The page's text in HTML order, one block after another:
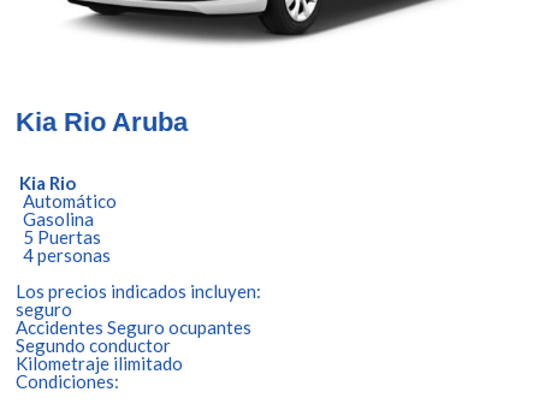
Kia Rio Aruba
Kia Rio
Automático
Gasolina
5 Puertas
4 personas
Los precios indicados incluyen:
seguro
Accidentes Seguro ocupantes
Segundo conductor
Kilometraje ilimitado
Condiciones: